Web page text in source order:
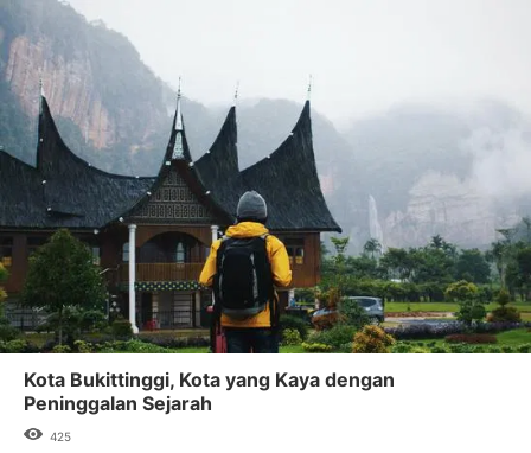
Kota Bukittinggi, Kota yang Kaya dengan
Peninggalan Sejarah
425